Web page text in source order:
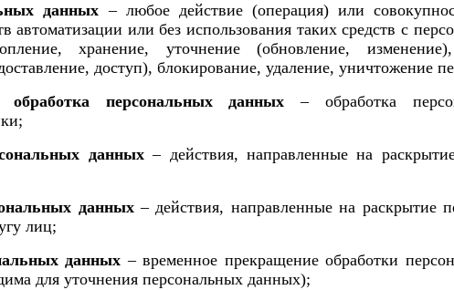
данных – любое действие (операция) или
автоматизации или без использования таких средств с
хранение, уточнение (обновление,
доступ), блокирование, удаление, уничтожение
обработка персональных данных – обработка
данных– действия, направленные на
данных– действия, направленные на раскрытие
лиц;
данных – временное прекращение обработки
для уточнения персональных данных);